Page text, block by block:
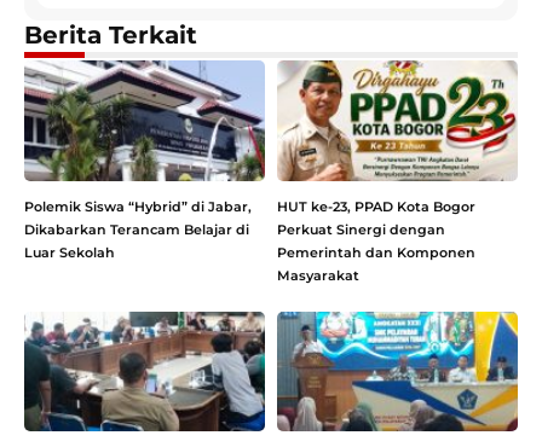
Berita Terkait
Polemik Siswa “Hybrid” di Jabar,
Dikabarkan Terancam Belajar di
Luar Sekolah
HUT ke-23, PPAD Kota Bogor
Perkuat Sinergi dengan
Pemerintah dan Komponen
Masyarakat